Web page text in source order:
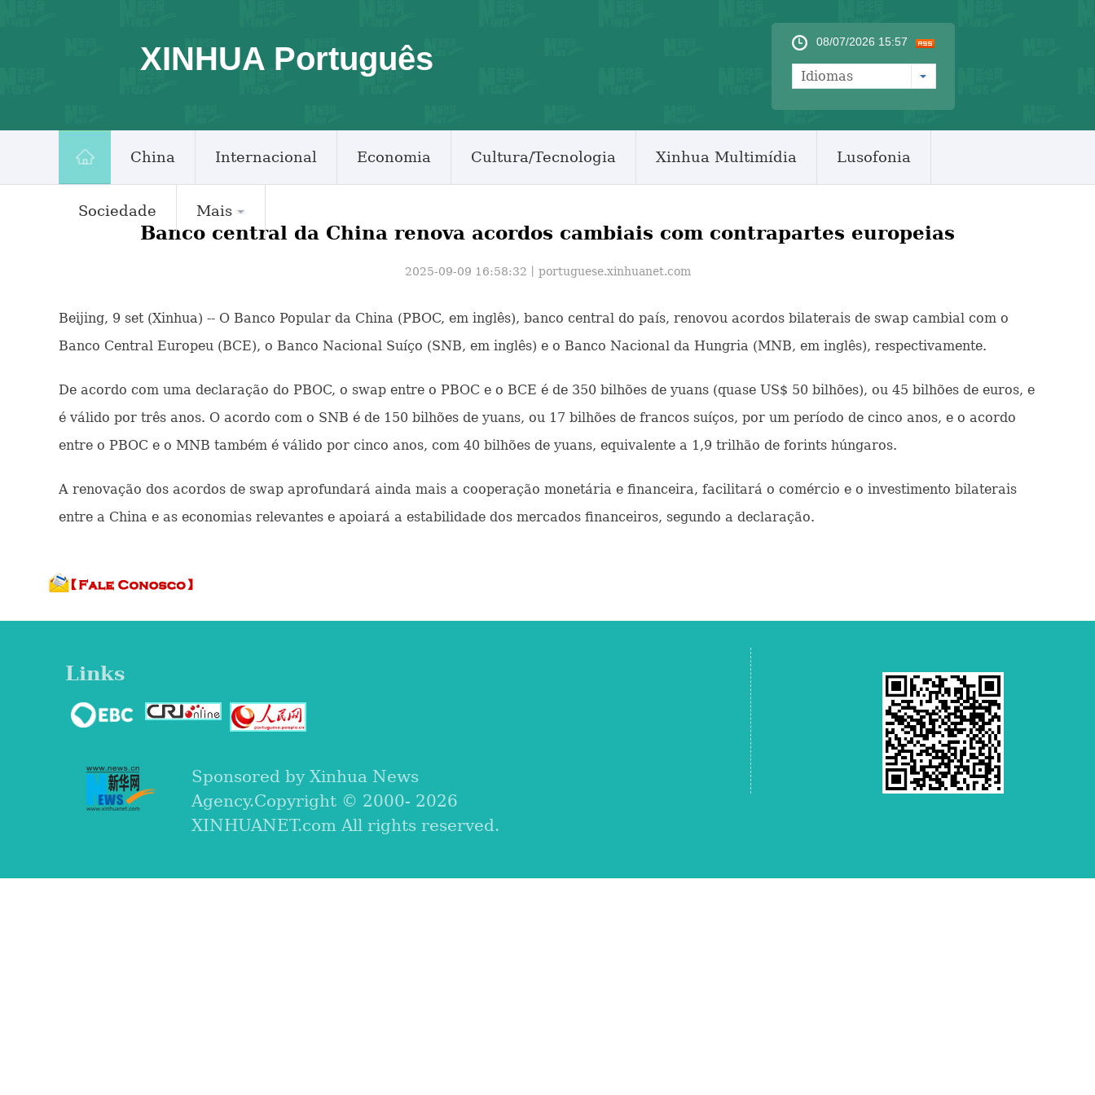
XINHUA Português 08/07/2026 15:57
Idiomas
China Internacional Economia Cultura/Tecnologia Xinhua Multimídia Lusofonia
Sociedade Mais
Banco central da China renova acordos cambiais com contrapartes europeias
2025-09-09 16:58:32丨 portuguese.xinhuanet.com
Beijing, 9 set (Xinhua) -- O Banco Popular da China (PBOC, em inglês), banco central do país, renovou acordos bilaterais de swap cambial com o
Banco Central Europeu (BCE), o Banco Nacional Suíço (SNB, em inglês) e o Banco Nacional da Hungria (MNB, em inglês), respectivamente.
De acordo com uma declaração do PBOC, o swap entre o PBOC e o BCE é de 350 bilhões de yuans (quase US$ 50 bilhões), ou 45 bilhões de euros, e
é válido por três anos. O acordo com o SNB é de 150 bilhões de yuans, ou 17 bilhões de francos suíços, por um período de cinco anos, e o acordo
entre o PBOC e o MNB também é válido por cinco anos, com 40 bilhões de yuans, equivalente a 1,9 trilhão de forints húngaros.
A renovação dos acordos de swap aprofundará ainda mais a cooperação monetária e financeira, facilitará o comércio e o investimento bilaterais
entre a China e as economias relevantes e apoiará a estabilidade dos mercados financeiros, segundo a declaração.
Links
Sponsored by Xinhua News
Agency.Copyright © 2000- 2026
XINHUANET.com All rights reserved.